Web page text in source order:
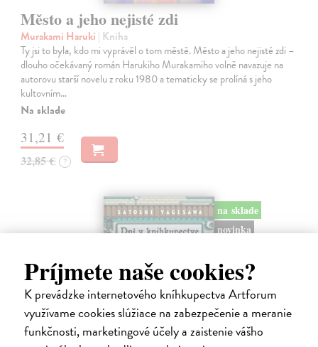
Príjmete naše cookies?
K prevádzke internetového kníhkupectva Artforum
využívame cookies slúžiace na zabezpečenie a meranie
funkčnosti, marketingové účely a zaistenie vášho
Město a jeho nejisté zdi
Murakami Haruki | Kniha
Ty jsi to byla, kdo mi vyprávěl o tom městě. Město a jeho nejisté zdi –
dlouho očekávaný román Harukiho Murakamiho volně navazuje na
autorovu starší novelu z roku 1980 a tematicky se prolíná s jeho
kultovním…
Na sklade
31,21 €
32,85 € ?
na sklade
novinka